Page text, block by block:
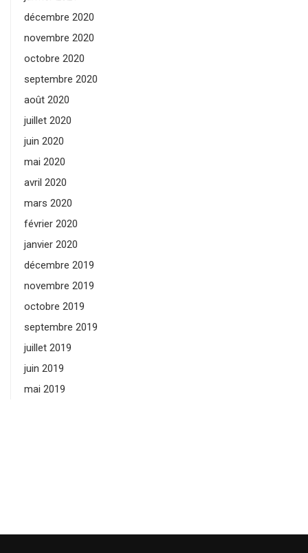
décembre 2020
novembre 2020
octobre 2020
septembre 2020
août 2020
juillet 2020
juin 2020
mai 2020
avril 2020
mars 2020
février 2020
janvier 2020
décembre 2019
novembre 2019
octobre 2019
septembre 2019
juillet 2019
juin 2019
mai 2019